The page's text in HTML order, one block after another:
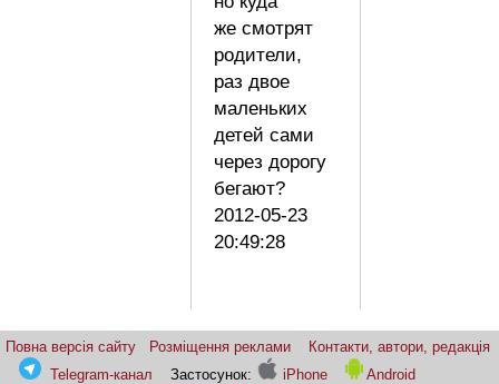
же смотрят
родители,
раз двое
маленьких
детей сами
через дорогу
бегают?
2012-05-23
20:49:28
Повна версія сайту Розміщення реклами
Контакти, автори, редакція
Telegram-канал
Застосунок: iPhone
Android